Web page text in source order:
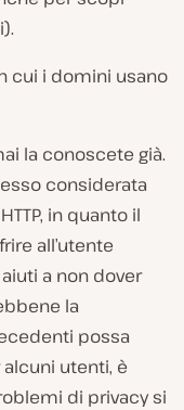
cui i domini usano
la conoscete già.
considerata
in quanto il
all’utente
a non dover
la
possa
utenti, è
di privacy si